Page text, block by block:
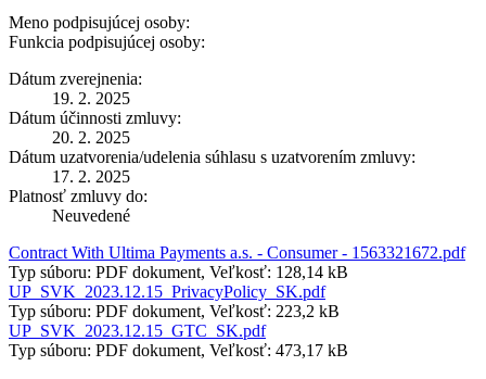
Meno podpisujúcej osoby:
Funkcia podpisujúcej osoby:
Dátum zverejnenia:
19. 2. 2025
Dátum účinnosti zmluvy:
20. 2. 2025
Dátum uzatvorenia/udelenia súhlasu s uzatvorením zmluvy:
17. 2. 2025
Platnosť zmluvy do:
Neuvedené
Contract With Ultima Payments a.s. - Consumer - 1563321672.pdf
Typ súboru: PDF dokument, Veľkosť: 128,14 kB
UP_SVK_2023.12.15_PrivacyPolicy_SK.pdf
Typ súboru: PDF dokument, Veľkosť: 223,2 kB
UP_SVK_2023.12.15_GTC_SK.pdf
Typ súboru: PDF dokument, Veľkosť: 473,17 kB